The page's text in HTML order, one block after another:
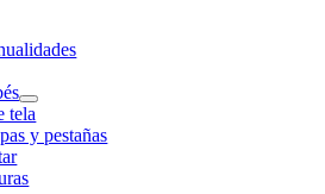
tela
y pestañas